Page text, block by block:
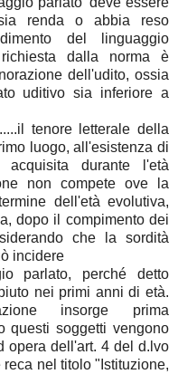
renda o abbia reso
del linguaggio
dalla norma è
dell'udito, ossia
uditivo sia inferiore a
tenore letterale della
luogo, all'esistenza di
acquisita durante l'età
non compete ove la
dell'età evolutiva,
dopo il compimento dei
che la sordità
incidere
parlato, perché detto
nei primi anni di età.
insorge prima
questi soggetti vengono
opera dell'art. 4 del d.lvo
nel titolo "Istituzione,